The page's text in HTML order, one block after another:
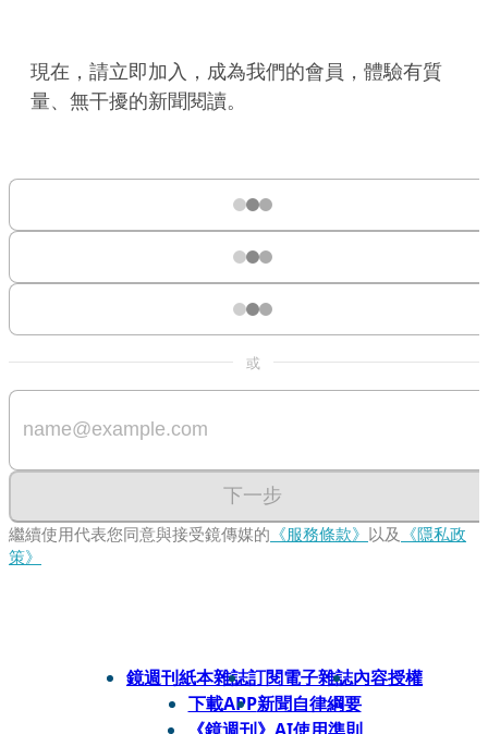
現在，請立即加入，成為我們的會員，體驗有質
量、無干擾的新聞閱讀。
或
下一步
繼續使用代表您同意與接受鏡傳媒的 《服務條款》 以及 《隱私政
策》
鏡週刊紙本雜誌訂閱電子雜誌內容授權
下載APP新聞自律綱要